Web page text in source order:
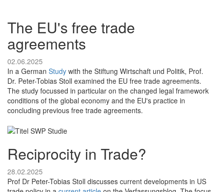
The EU's free trade
agreements
02.06.2025
In a German Study with the Stiftung Wirtschaft und Politik, Prof.
Dr. Peter-Tobias Stoll examined the EU free trade agreements.
The study focussed in particular on the changed legal framework
conditions of the global economy and the EU's practice in
concluding previous free trade agreements.
Reciprocity in Trade?
28.02.2025
Prof Dr Peter-Tobias Stoll discusses current developments in US